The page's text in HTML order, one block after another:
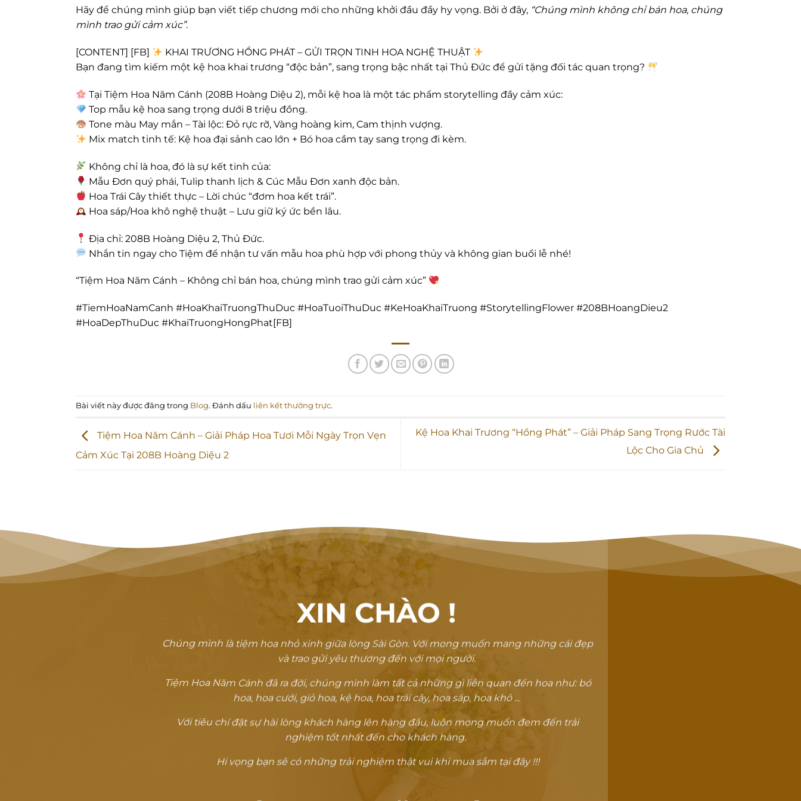
Hãy để chúng mình giúp bạn viết tiếp chương mới cho những khởi đầu đầy hy vọng. Bởi ở đây, “Chúng mình không chỉ bán hoa, chúng
mình trao gửi cảm xúc”.
[CONTENT] [FB]
KHAI TRƯƠNG HỒNG PHÁT – GỬI TRỌN TINH HOA NGHỆ THUẬT
Bạn đang tìm kiếm một kệ hoa khai trương “độc bản”, sang trọng bậc nhất tại Thủ Đức để gửi tặng đối tác quan trọng?
Tại Tiệm Hoa Năm Cánh (208B Hoàng Diệu 2), mỗi kệ hoa là một tác phẩm storytelling đầy cảm xúc:
Top mẫu kệ hoa sang trọng dưới 8 triệu đồng.
Tone màu May mắn – Tài lộc: Đỏ rực rỡ, Vàng hoàng kim, Cam thịnh vượng.
Mix match tinh tế: Kệ hoa đại sảnh cao lớn + Bó hoa cầm tay sang trọng đi kèm.
Không chỉ là hoa, đó là sự kết tinh của:
Mẫu Đơn quý phái, Tulip thanh lịch & Cúc Mẫu Đơn xanh độc bản.
Hoa Trái Cây thiết thực – Lời chúc “đơm hoa kết trái”.
Hoa sáp/Hoa khô nghệ thuật – Lưu giữ ký ức bền lâu.
Địa chỉ: 208B Hoàng Diệu 2, Thủ Đức.
Nhắn tin ngay cho Tiệm để nhận tư vấn mẫu hoa phù hợp với phong thủy và không gian buổi lễ nhé!
“Tiệm Hoa Năm Cánh – Không chỉ bán hoa, chúng mình trao gửi cảm xúc”
#TiemHoaNamCanh #HoaKhaiTruongThuDuc #HoaTuoiThuDuc #KeHoaKhaiTruong #StorytellingFlower #208BHoangDieu2
#HoaDepThuDuc #KhaiTruongHongPhat[FB]
Bài viết này được đăng trong Blog. Đánh dấu liên kết thường trực.
Tiệm Hoa Năm Cánh – Giải Pháp Hoa Tươi Mỗi Ngày Trọn Vẹn
Cảm Xúc Tại 208B Hoàng Diệu 2
Kệ Hoa Khai Trương “Hồng Phát” – Giải Pháp Sang Trọng Rước Tài
Lộc Cho Gia Chủ
XIN CHÀO !
Chúng mình là tiệm hoa nhỏ xinh giữa lòng Sài Gòn. Với mong muốn mang những cái đẹp
và trao gửi yêu thương đến với mọi người.
Tiệm Hoa Năm Cánh đã ra đời, chúng mình làm tất cả những gì liên quan đến hoa như: bó
hoa, hoa cưới, giỏ hoa, kệ hoa, hoa trái cây, hoa sáp, hoa khô ...
Với tiêu chí đặt sự hài lòng khách hàng lên hàng đầu, luôn mong muốn đem đến trải
nghiệm tốt nhất đến cho khách hàng.
Hi vọng bạn sẽ có những trải nghiệm thật vui khi mua sắm tại đây !!!